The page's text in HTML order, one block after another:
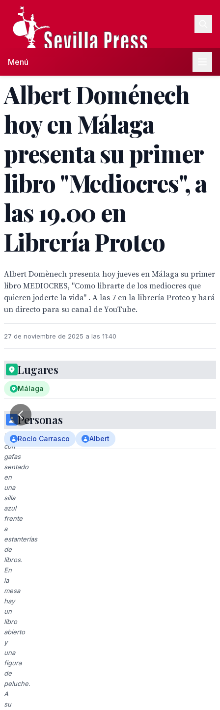
Menú
Albert Doménech
hoy en Málaga
presenta su primer
libro "Mediocres", a
las 19.00 en
Librería Proteo
Albert Domènech presenta hoy jueves en Málaga su primer
libro MEDIOCRES, "Como librarte de los mediocres que
quieren joderte la vida" . A las 7 en la librería Proteo y hará
un directo para su canal de YouTube.
27 de noviembre de 2025 a las 11:40
Un
hombre
con
gafas
sentado
en
una
silla
azul
frente
a
estanterías
de
libros.
En
la
mesa
hay
un
libro
abierto
y
una
figura
de
peluche.
A
su
Lugares
Málaga
Personas
Rocío Carrasco Albert